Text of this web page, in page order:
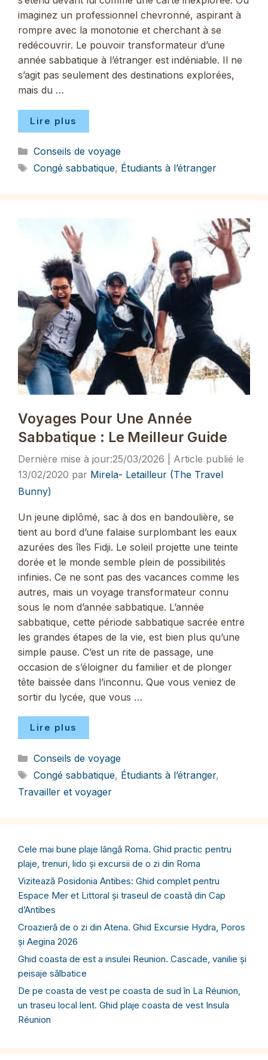
imaginez un professionnel chevronné, aspirant à
rompre avec la monotonie et cherchant à se
redécouvrir. Le pouvoir transformateur d’une
année sabbatique à l’étranger est indéniable. Il ne
s’agit pas seulement des destinations explorées,
mais du …
Lire plus
Catégories
Conseils de voyage
Étiquettes
Congé sabbatique, Étudiants à l’étranger
Voyages Pour Une Année
Sabbatique : Le Meilleur Guide
25/03/2026
13/02/2020 par Mirela- Letailleur (The Travel
Bunny)
Un jeune diplômé, sac à dos en bandoulière, se
tient au bord d’une falaise surplombant les eaux
azurées des îles Fidji. Le soleil projette une teinte
dorée et le monde semble plein de possibilités
infinies. Ce ne sont pas des vacances comme les
autres, mais un voyage transformateur connu
sous le nom d’année sabbatique. L’année
sabbatique, cette période sabbatique sacrée entre
les grandes étapes de la vie, est bien plus qu’une
simple pause. C’est un rite de passage, une
occasion de s’éloigner du familier et de plonger
tête baissée dans l’inconnu. Que vous veniez de
sortir du lycée, que vous …
Lire plus
Catégories
Conseils de voyage
Étiquettes
Congé sabbatique, Étudiants à l’étranger,
Travailler et voyager
Cele mai bune plaje lângă Roma. Ghid practic pentru
plaje, trenuri, lido și excursii de o zi din Roma
Vizitează Posidonia Antibes: Ghid complet pentru
Espace Mer et Littoral și traseul de coastă din Cap
d’Antibes
Croazieră de o zi din Atena. Ghid Excursie Hydra, Poros
și Aegina 2026
Ghid coasta de est a insulei Reunion. Cascade, vanilie și
peisaje sălbatice
De pe coasta de vest pe coasta de sud în La Réunion,
un traseu local lent. Ghid plaje coasta de vest Insula
Réunion